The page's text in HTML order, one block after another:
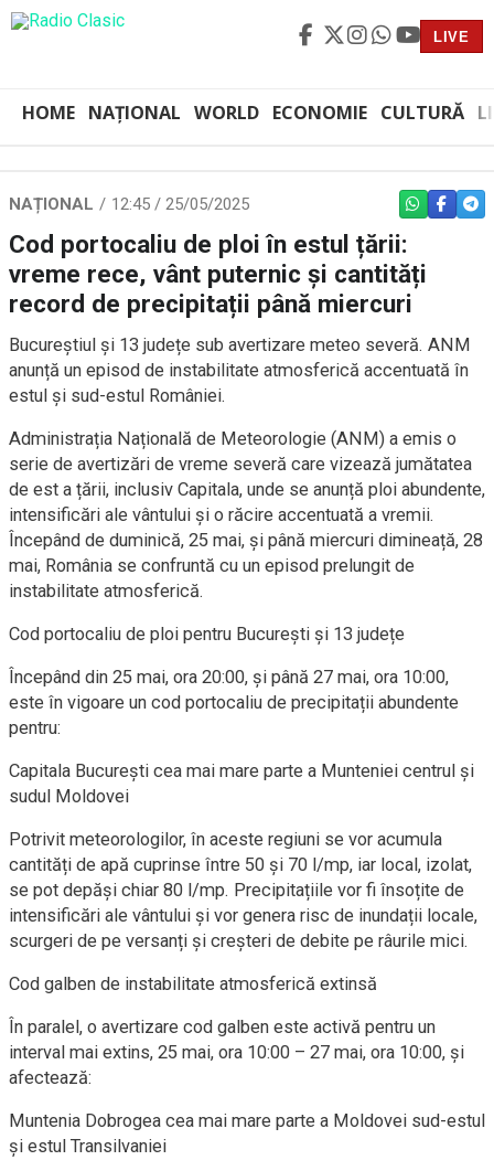
LIVE
HOME NAȚIONAL WORLD ECONOMIE CULTURĂ
NAȚIONAL 12:45 / 25/05/2025 WHATSAPP
Cod portocaliu de ploi în estul țării:
vreme rece, vânt puternic și cantități
record de precipitații până miercuri
Bucureștiul și 13 județe sub avertizare meteo severă. ANM
anunță un episod de instabilitate atmosferică accentuată în
estul și sud-estul României.
Administrația Națională de Meteorologie (ANM) a emis o
serie de avertizări de vreme severă care vizează jumătatea
de est a țării, inclusiv Capitala, unde se anunță ploi abundente,
intensificări ale vântului și o răcire accentuată a vremii.
Începând de duminică, 25 mai, și până miercuri dimineață, 28
mai, România se confruntă cu un episod prelungit de
instabilitate atmosferică.
Cod portocaliu de ploi pentru București și 13 județe
Începând din 25 mai, ora 20:00, și până 27 mai, ora 10:00,
este în vigoare un cod portocaliu de precipitații abundente
pentru:
Capitala București cea mai mare parte a Munteniei centrul și
sudul Moldovei
Potrivit meteorologilor, în aceste regiuni se vor acumula
cantități de apă cuprinse între 50 și 70 l/mp, iar local, izolat,
se pot depăși chiar 80 l/mp. Precipitațiile vor fi însoțite de
intensificări ale vântului și vor genera risc de inundații locale,
scurgeri de pe versanți și creșteri de debite pe râurile mici.
Cod galben de instabilitate atmosferică extinsă
În paralel, o avertizare cod galben este activă pentru un
interval mai extins, 25 mai, ora 10:00 – 27 mai, ora 10:00, și
afectează:
Muntenia Dobrogea cea mai mare parte a Moldovei sud-estul
și estul Transilvaniei